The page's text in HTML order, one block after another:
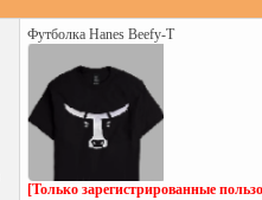
Футболка Hanes Beefy-T
[Только зарегистрированные